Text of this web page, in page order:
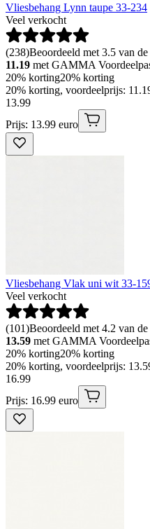
Vliesbehang Lynn taupe 33-234
Veel verkocht
(238)Beoordeeld met 3.5 van
11.19 met GAMMA
20% korting20% korting
20% korting, voordeelprijs:
13.99
Prijs: 13.99 euro
Vliesbehang Vlak uni wit 33-
Veel verkocht
(101)Beoordeeld met 4.2 van
13.59 met GAMMA
20% korting20% korting
20% korting, voordeelprijs:
16.99
Prijs: 16.99 euro